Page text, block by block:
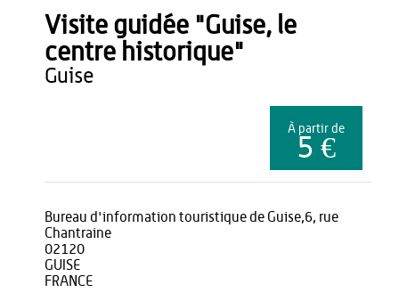
Visite guidée "Guise, le
centre historique"
guise
À partir de
5 €
Bureau d'information touristique de Guise,6, rue
Chantraine
02120
GUISE
FRANCE